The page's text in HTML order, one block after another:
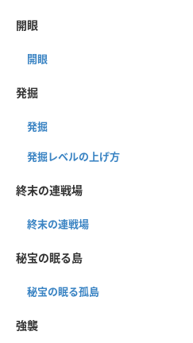
開眼
開眼
発掘
発掘
発掘レベルの上げ方
終末の連戦場
終末の連戦場
秘宝の眠る島
秘宝の眠る孤島
強襲